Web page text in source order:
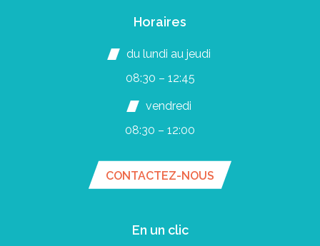
Horaires
du lundi au jeudi
08:30 – 12:45
vendredi
08:30 – 12:00
CONTACTEZ-NOUS
En un clic